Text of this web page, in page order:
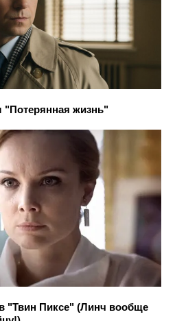
"Потерянная жизнь"
"Твин Пиксе" (Линч вообще